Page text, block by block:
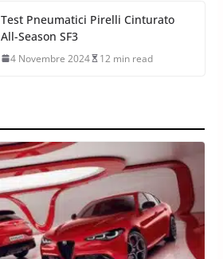
Test Pneumatici Pirelli Cinturato
All-Season SF3
4 Novembre 2024 12 min read